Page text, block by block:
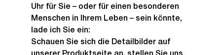
Uhr für Sie – oder für einen besonderen
Menschen in Ihrem Leben – sein könnte,
lade ich Sie ein:
Schauen Sie sich die Detailbilder auf